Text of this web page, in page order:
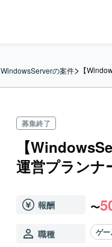
WindowsServerの案件> 【
募集終了
【
運営プランナ
報酬 〜
職種 ゲ